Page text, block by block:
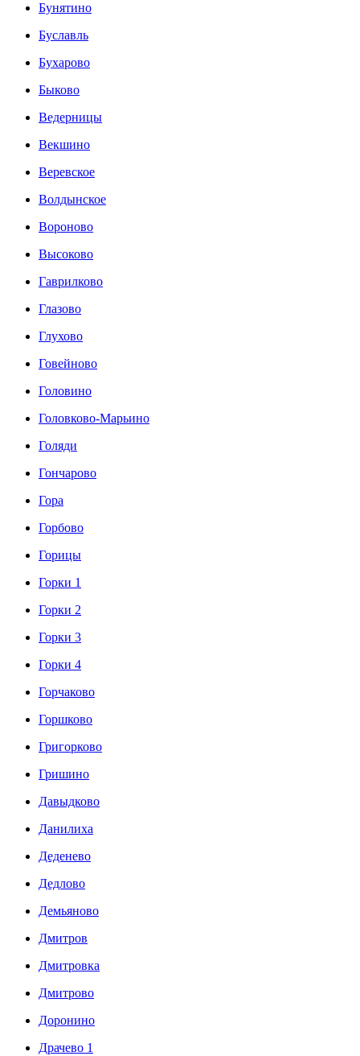
Бунятино
Буславль
Бухарово
Быково
Ведерницы
Векшино
Веревское
Волдынское
Вороново
Высоково
Гаврилково
Глазово
Глухово
Говейново
Головино
Головково-Марьино
Голяди
Гончарово
Гора
Горбово
Горицы
Горки 1
Горки 2
Горки 3
Горки 4
Горчаково
Горшково
Григорково
Гришино
Давыдково
Данилиха
Деденево
Дедлово
Демьяново
Дмитров
Дмитровка
Дмитрово
Доронино
Драчево 1